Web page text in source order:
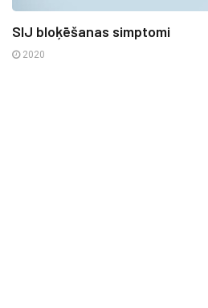
SIJ bloķēšanas simptomi
2020